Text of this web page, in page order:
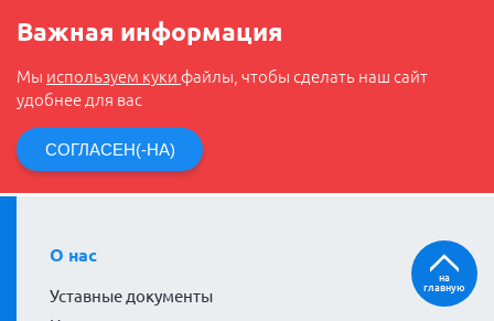
Важная информация
Мы используем куки файлы, чтобы сделать наш сайт
удобнее для вас
СОГЛАСЕН(-НА)
О нас
Уставные документы
на
главную